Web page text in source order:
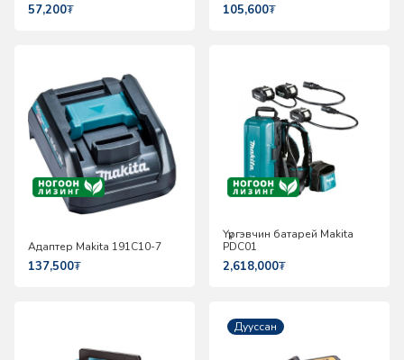
57,200₮ 105,600₮
Адаптер Makita 191C10-7
137,500₮
Үүргэвчин батарей Makita
PDC01
2,618,000₮
Дууссан